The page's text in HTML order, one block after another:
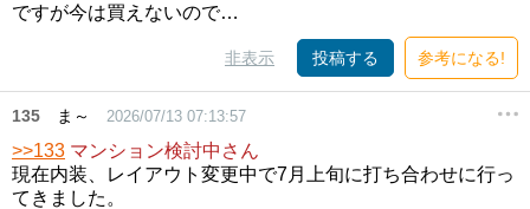
ですが今は買えないので…
非表示 投稿する 参考になる!
135 ま～ 2026/07/13 07:13:57
>>133 マンション検討中さん
現在内装、レイアウト変更中で7月上旬に打ち合わせに行っ
てきました。